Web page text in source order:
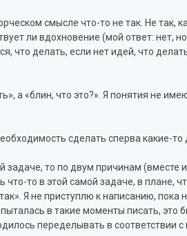
смысле что-то не так. Не так,
ли вдохновение (мой ответ: нет,
что делать, если нет идей, что
а «блин, что это?». Я понятия не
сделать сперва какие-то
задаче, то по двум причинам (вместе
то в этой самой задаче, в плане,
Я не приступлю к написанию, пока
в такие моменты писать, это
переделывать в соответствии